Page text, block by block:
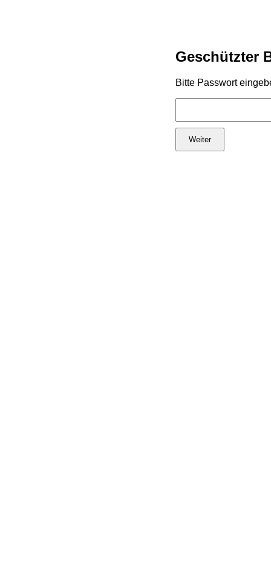
Geschützter
Bitte Passwort
Weiter